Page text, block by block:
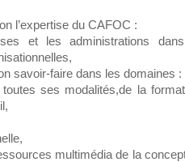
l’expertise du CAFOC :
et les administrations
savoir-faire dans les domaines :
ses modalités,de la
multimédia de la